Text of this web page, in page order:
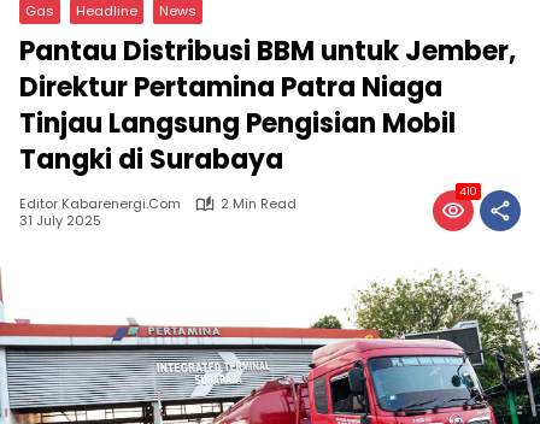
Gas Headline News
Pantau Distribusi BBM untuk Jember,
Direktur Pertamina Patra Niaga
Tinjau Langsung Pengisian Mobil
Tangki di Surabaya
Editor Kabarenergi.com
2 Min Read
31 July 2025
410